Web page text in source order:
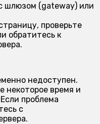
шлюзом (gateway) или
проверьте
обратитесь к
недоступен.
некоторое время и
проблема
с